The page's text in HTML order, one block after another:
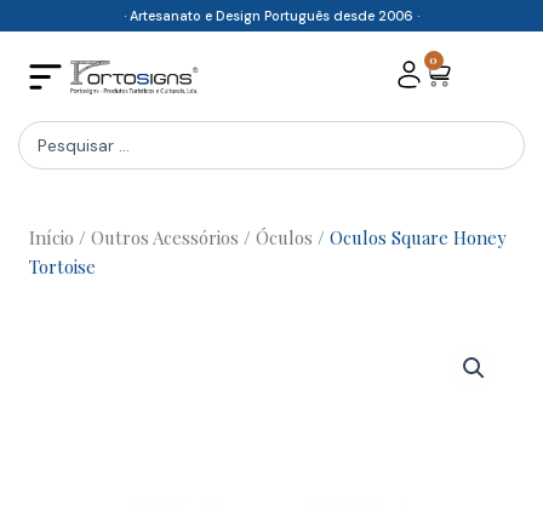
content
· Artesanato e Design Português desde 2006 ·
0
Cart
Search
...
Início / Outros Acessórios / Óculos / Oculos Square Honey
Tortoise